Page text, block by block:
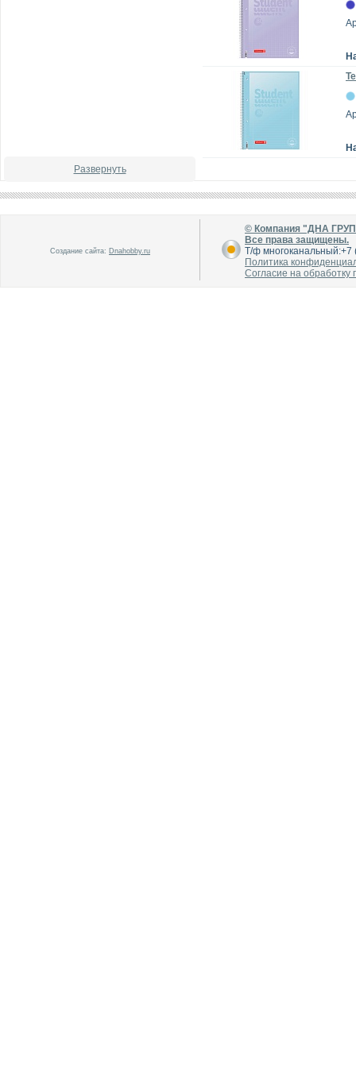
Развернуть
Создание сайта: Dnahobby.ru
© Компания "ДНА
Все права защищены.
Т/ф
Политика
Согласие на